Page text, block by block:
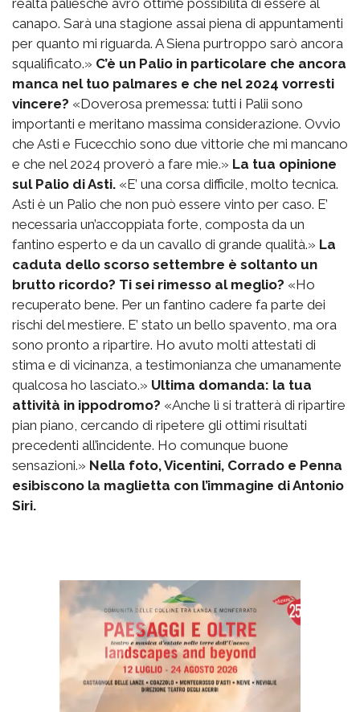
canapo. Sarà una stagione assai piena di appuntamenti
per quanto mi riguarda. A Siena purtroppo sarò ancora
squalificato.» C’è un Palio in particolare che ancora
manca nel tuo palmares e che nel 2024 vorresti
vincere? «Doverosa premessa: tutti i Palii sono
importanti e meritano massima considerazione. Ovvio
che Asti e Fucecchio sono due vittorie che mi mancano
e che nel 2024 proverò a fare mie.» La tua opinione
sul Palio di Asti. «E’ una corsa difficile, molto tecnica.
Asti è un Palio che non può essere vinto per caso. E’
necessaria un’accoppiata forte, composta da un
fantino esperto e da un cavallo di grande qualità.» La
caduta dello scorso settembre è soltanto un
brutto ricordo? Ti sei rimesso al meglio? «Ho
recuperato bene. Per un fantino cadere fa parte dei
rischi del mestiere. E’ stato un bello spavento, ma ora
sono pronto a ripartire. Ho avuto molti attestati di
stima e di vicinanza, a testimonianza che umanamente
qualcosa ho lasciato.» Ultima domanda: la tua
attività in ippodromo? «Anche lì si tratterà di ripartire
pian piano, cercando di ripetere gli ottimi risultati
precedenti all’incidente. Ho comunque buone
sensazioni.» Nella foto, Vicentini, Corrado e Penna
esibiscono la maglietta con l’immagine di Antonio
Siri.